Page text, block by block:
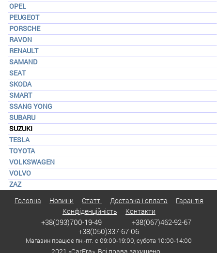
OPEL
PEUGEOT
PORSCHE
RAVON
RENAULT
SAMAND
SEAT
SKODA
SMART
SSANG YONG
SUBARU
SUZUKI
TESLA
TOYOTA
VOLKSWAGEN
VOLVO
ZAZ
Головна Новини Статті Доставка і оплата
Гарантія
Конфіденційність
Контакти
+38(093)700-19-49
+38(067)462-92-67
+38(050)337-67-06
Магазин працює пн.-пт. с 09:00-19:00, субота 10:00-14:00